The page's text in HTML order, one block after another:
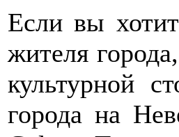
Если вы
жителя
культурной
города на